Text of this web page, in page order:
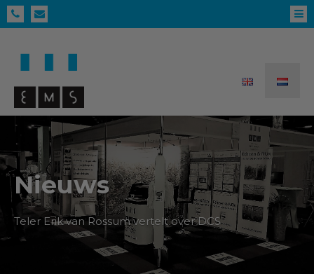
Nieuws
Teler Erik van Rossum vertelt over DCS